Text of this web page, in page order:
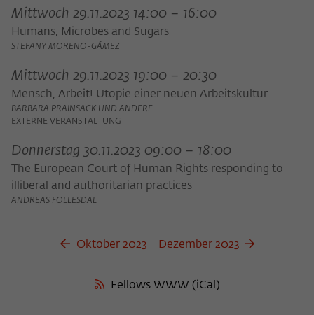
Mittwoch 29.11.2023 14:00 – 16:00
Humans, Microbes and Sugars
STEFANY MORENO-GÁMEZ
Mittwoch 29.11.2023 19:00 – 20:30
Mensch, Arbeit! Utopie einer neuen Arbeitskultur
BARBARA PRAINSACK UND ANDERE
EXTERNE VERANSTALTUNG
Donnerstag 30.11.2023 09:00 – 18:00
The European Court of Human Rights responding to
illiberal and authoritarian practices
ANDREAS FOLLESDAL
Oktober 2023 Dezember 2023
Fellows WWW (iCal)